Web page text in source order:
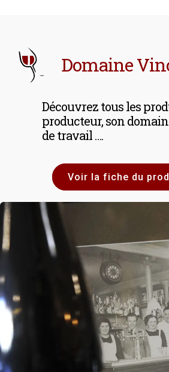
Domaine
Découvrez tous les
producteur, son
de travail ….